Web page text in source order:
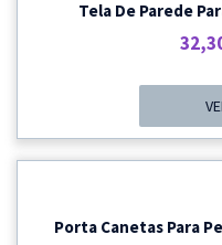
Tela De Parede
Porta Canetas Para